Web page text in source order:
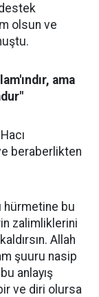
olsun ve
ama
beraberlikten
hürmetine bu
zalimliklerini
Allah
şuuru nasip
anlayış
ve diri olursa